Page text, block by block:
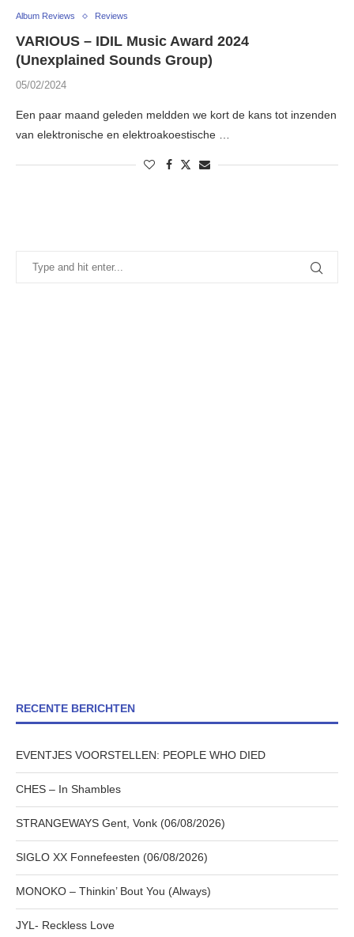
Album Reviews Reviews
VARIOUS – IDIL Music Award 2024
(Unexplained Sounds Group)
05/02/2024
Een paar maand geleden meldden we kort de kans tot inzenden
van elektronische en elektroakoestische …
RECENTE BERICHTEN
EVENTJES VOORSTELLEN: PEOPLE WHO DIED
CHES – In Shambles
STRANGEWAYS Gent, Vonk (06/08/2026)
SIGLO XX Fonnefeesten (06/08/2026)
MONOKO – Thinkin’ Bout You (Always)
JYL- Reckless Love